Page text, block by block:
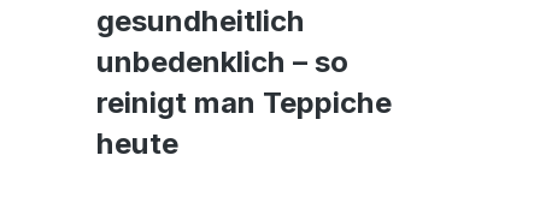
gesundheitlich
unbedenklich – so
reinigt man Teppiche
heute